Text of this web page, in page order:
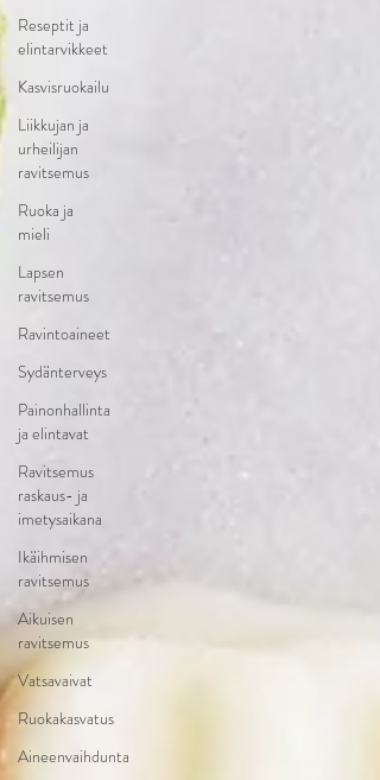
Reseptit ja
elintarvikkeet
Kasvisruokailu
Liikkujan ja
urheilijan
ravitsemus
Ruoka ja
mieli
Lapsen
ravitsemus
Ravintoaineet
Sydänterveys
Painonhallinta
ja elintavat
Ravitsemus
raskaus- ja
imetysaikana
Ikäihmisen
ravitsemus
Aikuisen
ravitsemus
Vatsavaivat
Ruokakasvatus
Aineenvaihdunta